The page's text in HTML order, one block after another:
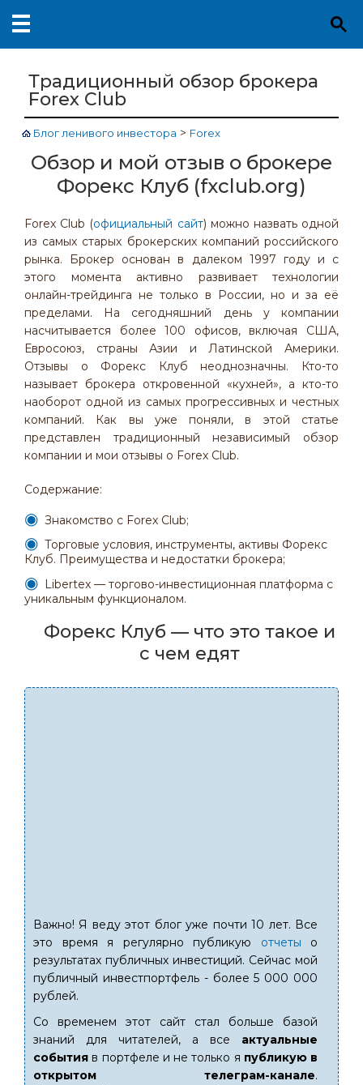
Традиционный обзор брокера
Forex Club
Блог ленивого инвестора > Forex
Обзор и мой отзыв о брокере
Форекс Клуб (fxclub.org)
Forex Club (официальный сайт) можно назвать одной
из самых старых брокерских компаний российского
рынка. Брокер основан в далеком 1997 году и с
этого момента активно развивает технологии
онлайн-трейдинга не только в России, но и за её
пределами. На сегодняшний день у компании
насчитывается более 100 офисов, включая США,
Евросоюз, страны Азии и Латинской Америки.
Отзывы о Форекс Клуб неоднозначны. Кто-то
называет брокера откровенной «кухней», а кто-то
наоборот одной из самых прогрессивных и честных
компаний. Как вы уже поняли, в этой статье
представлен традиционный независимый обзор
компании и мои отзывы о Forex Club.
Содержание:
Знакомство с Forex Club;
Торговые условия, инструменты, активы Форекс
Клуб. Преимущества и недостатки брокера;
Libertex — торгово-инвестиционная платформа с
уникальным функционалом.
Форекс Клуб — что это такое и
с чем едят
Важно! Я веду этот блог уже почти 10 лет. Все
это время я регулярно публикую отчеты о
результатах публичных инвестиций. Сейчас мой
публичный инвестпортфель - более 5 000 000
рублей.
Со временем этот сайт стал больше базой
знаний для читателей, а все актуальные
события в портфеле и не только я публикую в
открытом телеграм-канале.